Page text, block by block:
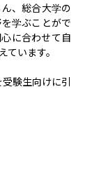
、総合大学の
学ぶことがで
に合わせて自
います。
験生向けに引